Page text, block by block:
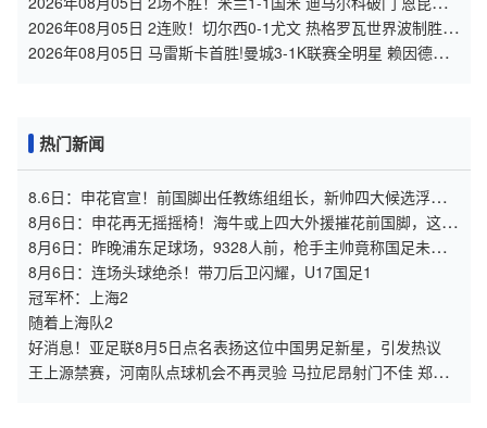
造点+点射拉莫斯登场
2026年08月05日 2连败！切尔西0-1尤文 热格罗瓦世界波制胜穆
德里克时隔614天复出
2026年08月05日 马雷斯卡首胜!曼城3-1K联赛全明星 赖因德斯
热门新闻
8.6日：申花官宣！前国脚出任教练组组长，新帅四大候选浮
出，于汉超救火？
8月6日：申花再无摇摇椅！海牛或上四大外援摧花前国脚，这套
阵容踢中甲都困难
8月6日：昨晚浦东足球场，9328人前，枪手主帅竟称国足未来
是他
8月6日：连场头球绝杀！带刀后卫闪耀，U17国足1
冠军杯：上海2
随着上海队2
好消息！亚足联8月5日点名表扬这位中国男足新星，引发热议
王上源禁赛，河南队点球机会不再灵验 马拉尼昂射门不佳 郑智